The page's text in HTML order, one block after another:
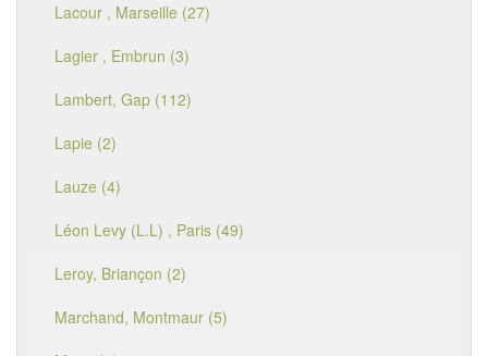
Lacour , Marseille (27)
Lagier , Embrun (3)
Lambert, Gap (112)
Lapie (2)
Lauze (4)
Léon Levy (L.L) , Paris (49)
Leroy, Briançon (2)
Marchand, Montmaur (5)